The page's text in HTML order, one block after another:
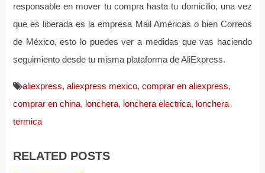
responsable en mover tu compra hasta tu domicilio, una vez
que es liberada es la empresa Mail Américas o bien Correos
de México, esto lo puedes ver a medidas que vas haciendo
seguimiento desde tu misma plataforma de AliExpress.
aliexpress, aliexpress mexico, comprar en aliexpress,
comprar en china, lonchera, lonchera electrica, lonchera
termica
RELATED POSTS